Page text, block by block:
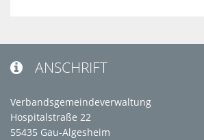
 ANSCHRIFT
Verbandsgemeindeverwaltung
Hospitalstraße 22
55435 Gau-Algesheim